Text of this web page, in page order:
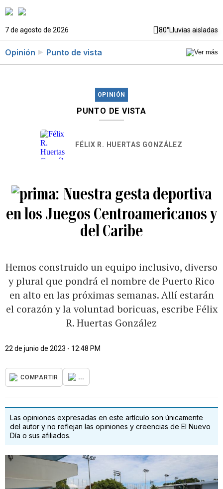
7 de agosto de 2026 80°Lluvias aisladas
Opinión Punto de vista
OPINIÓN
PUNTO DE VISTA
FÉLIX R. HUERTAS GONZÁLEZ
Nuestra gesta deportiva
en los Juegos Centroamericanos y
del Caribe
Hemos construido un equipo inclusivo, diverso
y plural que pondrá el nombre de Puerto Rico
en alto en las próximas semanas. Allí estarán
el corazón y la voluntad boricuas, escribe Félix
R. Huertas González
22 de junio de 2023 - 12:48 PM
COMPARTIR ...
Las opiniones expresadas en este artículo son únicamente
del autor y no reflejan las opiniones y creencias de El Nuevo
Día o sus afiliados.